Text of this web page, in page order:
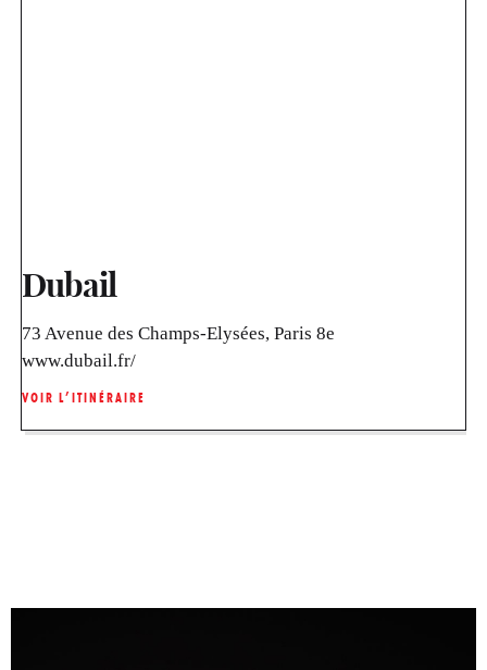
Dubail
73 Avenue des Champs-Elysées, Paris 8e
www.dubail.fr/
VOIR L’ITINÉRAIRE